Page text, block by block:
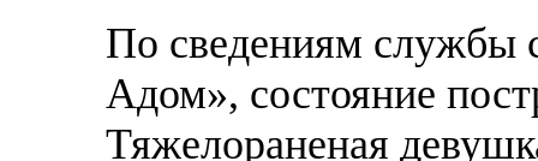
По сведениям службы
Адом», состояние
Тяжелораненая